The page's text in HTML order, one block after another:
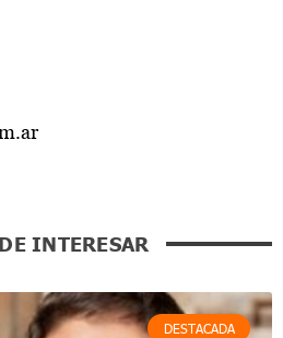
INTERESAR
DESTACADA